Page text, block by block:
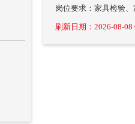
岗位要求：家具检验
刷新日期：2026-08-